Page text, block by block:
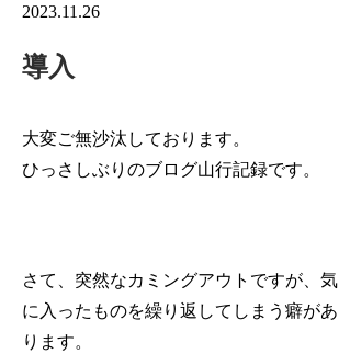
2023.11.26
導入
大変ご無沙汰しております。
ひっさしぶりのブログ山行記録です。
さて、突然なカミングアウトですが、気
に入ったものを繰り返してしまう癖があ
ります。